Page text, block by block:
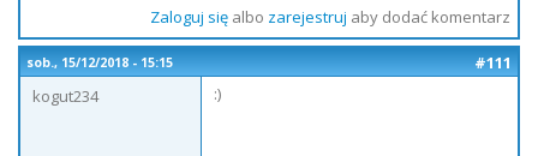
Zaloguj sięalbo zarejestruj aby dodać komentarz
sob., 15/12/2018 - 15:15
#111
kogut234
:)